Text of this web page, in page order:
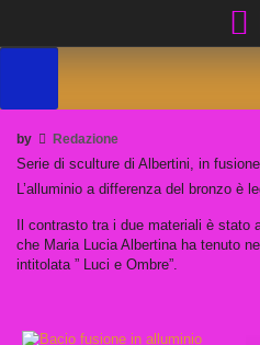
by Redazione
Serie di sculture di Albertini, in
L’alluminio a differenza del bronzo è
Il contrasto tra i due materiali è stato
che Maria Lucia Albertina ha tenuto
intitolata ” Luci e Ombre”.